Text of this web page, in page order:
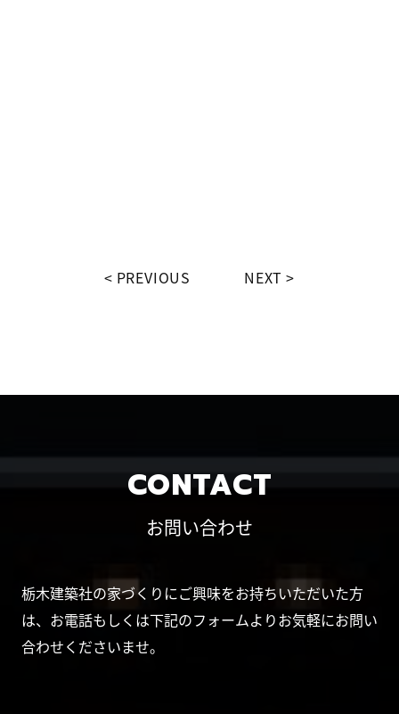
PREVIOUS NEXT
CONTACT
お問い合わせ
栃木建築社の家づくりにご興味をお持ちいただいた方
は、お電話もしくは下記のフォームよりお気軽にお問い
合わせくださいませ。